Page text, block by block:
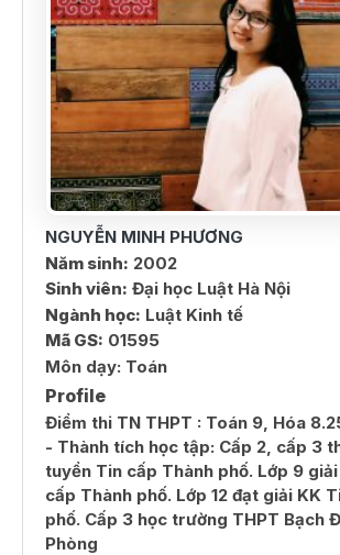
NGUYỄN MINH PHƯƠNG
Năm sinh: 2002
Sinh viên: Đại học Luật Hà Nội
Ngành học: Luật Kinh tế
Mã GS: 01595
Môn dạy: Toán
Profile
Điểm thi TN THPT : Toán 9, Hóa
- Thành tích học tập: Cấp 2, cấp 3
tuyển Tin cấp Thành phố. Lớp 9 giải
cấp Thành phố. Lớp 12 đạt giải KK
phố. Cấp 3 học trường THPT Bạch
Phòng